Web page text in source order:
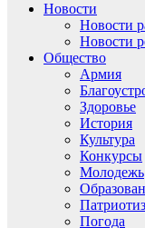
Новости
Новости
Новости
Общество
Армия
Здоровье
История
Культура
Конкурсы
Молодежь
Погода